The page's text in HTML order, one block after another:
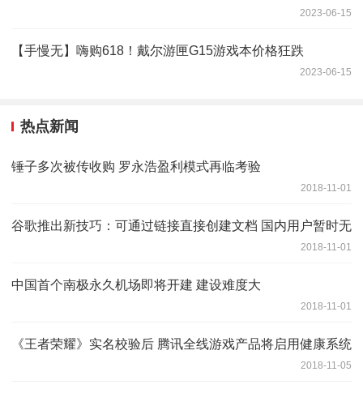
2023-06-15
【手慢无】嗨购618！戴尔游匣G15游戏本价格狂跌
2023-06-15
热点新闻
锤子多次被传收购 罗永浩盈利模式再临考验
2018-11-01
谷歌推出新技巧：可通过链接直接创建文档 国内用户暂时无
2018-11-01
中国首个南极永久机场即将开建 建设难度大
2018-11-01
《王者荣耀》实名校验后 腾讯全线游戏产品将启用健康系统
2018-11-05